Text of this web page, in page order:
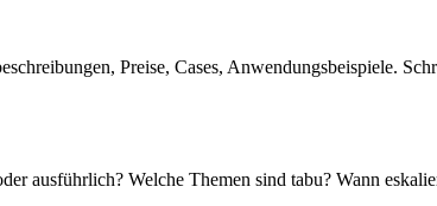
Preise, Cases, Anwendungsbeispiele.
ausführlich? Welche Themen sind tabu? Wann